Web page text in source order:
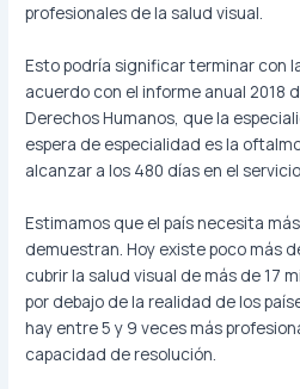
profesionales de la salud visual.
Esto podría significar terminar con
acuerdo con el informe anual 2018
Derechos Humanos, que la
espera de especialidad es la
alcanzar a los 480 días en el
Estimamos que el país necesita
demuestran. Hoy existe poco más
cubrir la salud visual de más de 17
por debajo de la realidad de los
hay entre 5 y 9 veces más
capacidad de resolución.